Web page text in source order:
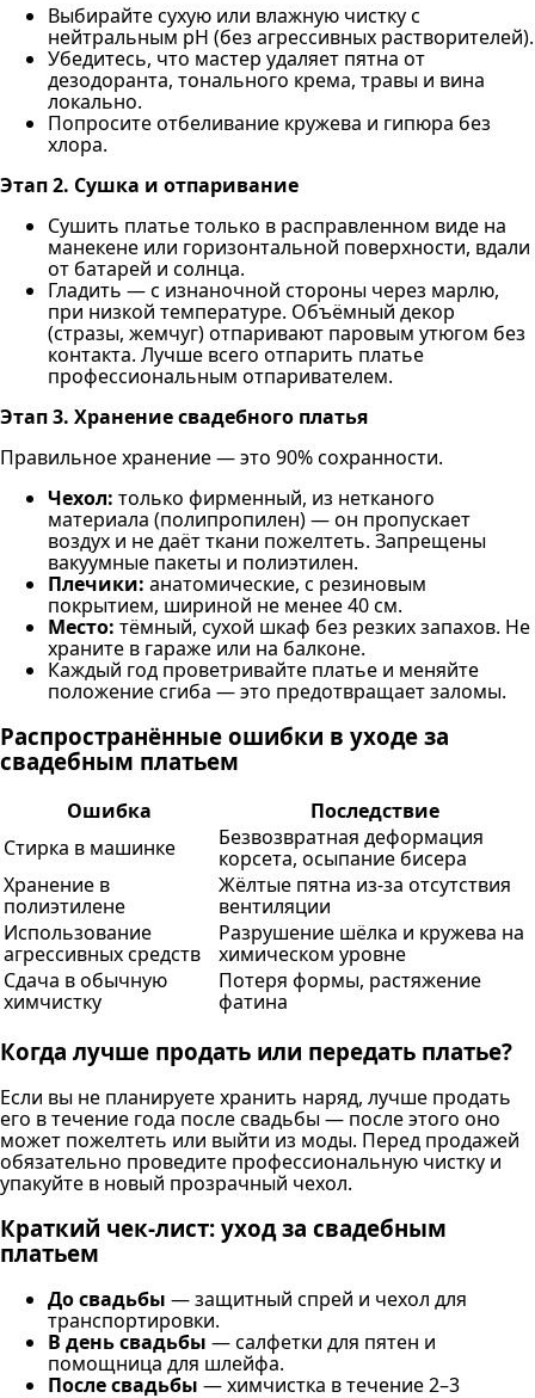
Выбирайте сухую или влажную чистку с
нейтральным pH (без агрессивных растворителей).
Убедитесь, что мастер удаляет пятна от
дезодоранта, тонального крема, травы и вина
локально.
Попросите отбеливание кружева и гипюра без
хлора.
Этап 2. Сушка и отпаривание
Сушить платье только в расправленном виде на
манекене или горизонтальной поверхности, вдали
от батарей и солнца.
Гладить — с изнаночной стороны через марлю,
при низкой температуре. Объёмный декор
(стразы, жемчуг) отпаривают паровым утюгом без
контакта. Лучше всего отпарить платье
профессиональным отпаривателем.
Этап 3. Хранение свадебного платья
Правильное хранение — это 90% сохранности.
Чехол: только фирменный, из нетканого
материала (полипропилен) — он пропускает
воздух и не даёт ткани пожелтеть. Запрещены
вакуумные пакеты и полиэтилен.
Плечики: анатомические, с резиновым
покрытием, шириной не менее 40 см.
Место: тёмный, сухой шкаф без резких запахов. Не
храните в гараже или на балконе.
Каждый год проветривайте платье и меняйте
положение сгиба — это предотвращает заломы.
Распространённые ошибки в уходе за
свадебным платьем
Ошибка
Последствие
Стирка в машинке
Безвозвратная деформация
корсета, осыпание бисера
Хранение в
полиэтилене
Жёлтые пятна из-за отсутствия
вентиляции
Использование
агрессивных средств
Разрушение шёлка и кружева на
химическом уровне
Сдача в обычную
химчистку
Потеря формы, растяжение
фатина
Когда лучше продать или передать платье?
Если вы не планируете хранить наряд, лучше продать
его в течение года после свадьбы — после этого оно
может пожелтеть или выйти из моды. Перед продажей
обязательно проведите профессиональную чистку и
упакуйте в новый прозрачный чехол.
Краткий чек-лист: уход за свадебным
платьем
До свадьбы — защитный спрей и чехол для
транспортировки.
В день свадьбы — салфетки для пятен и
помощница для шлейфа.
После свадьбы — химчистка в течение 2–3